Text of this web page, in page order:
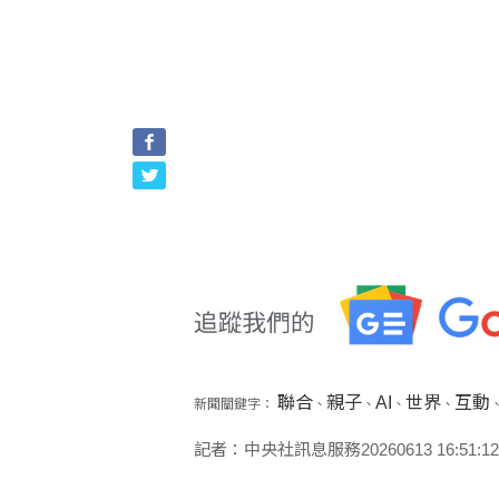
新聞關鍵字： 聯合、 親子、 AI 、 世界、 互動
記者：中央社訊息服務20260613 16:51:12